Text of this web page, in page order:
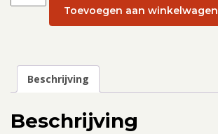
25
2022
aantal
Toevoegen aan winkelwagen
Beschrijving
Beschrijving